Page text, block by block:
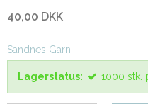
40,00 DKK
Sandnes Garn
Lagerstatus: 1000 stk.